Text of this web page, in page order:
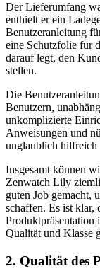
Der Lieferumfang
enthielt er ein
Benutzeranleitung
eine Schutzfolie für
darauf legt, den
stellen.
Die
Benutzern,
unkomplizierte
Anweisungen und
unglaublich hilfreich
Insgesamt können
Zenwatch Lily
guten Job gemacht,
schaffen. Es ist klar,
Produktpräsentation
Qualität und Klasse
2. Qualität des